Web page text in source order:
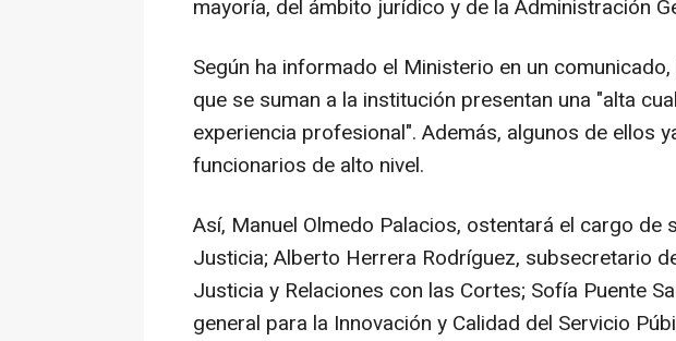
mayoría, del ámbito jurídico y de la Administración
Según ha informado el Ministerio en un
que se suman a la institución presentan una "alta
experiencia profesional". Además, algunos de ellos
funcionarios de alto nivel.
Así, Manuel Olmedo Palacios, ostentará el cargo de
Justicia; Alberto Herrera Rodríguez, subsecretario
Justicia y Relaciones con las Cortes; Sofía Puente
general para la Innovación y Calidad del Servicio